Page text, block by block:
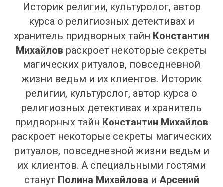
Историк религии, культуролог, автор
курса о религиозных детективах и
хранитель придворных тайн Константин
Михайлов раскроет некоторые секреты
магических ритуалов, повседневной
жизни ведьм и их клиентов. Историк
религии, культуролог, автор курса о
религиозных детективах и хранитель
придворных тайн Константин Михайлов
раскроет некоторые секреты магических
ритуалов, повседневной жизни ведьм и
их клиентов. А специальными гостями
станут Полина Михайлова и Арсений